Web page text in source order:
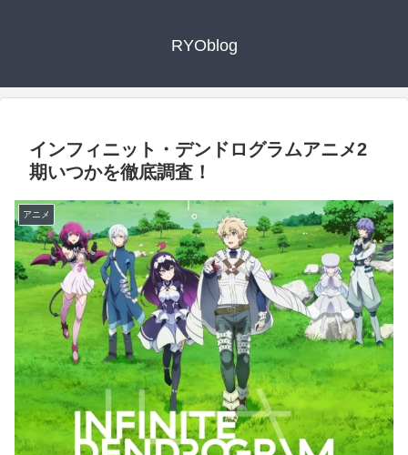
RYOblog
インフィニット・デンドログラムアニメ2
期いつかを徹底調査！
アニメ